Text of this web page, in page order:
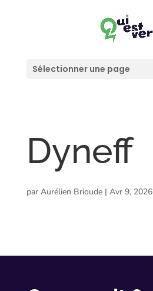
Sélectionner une page
Dyneff
par Aurélien Brioude| Avr 9, 2026